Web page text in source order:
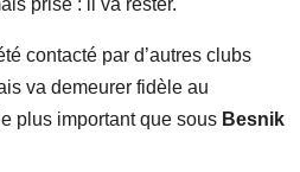
contacté par d’autres clubs
va demeurer fidèle au
plus important que sous Besnik